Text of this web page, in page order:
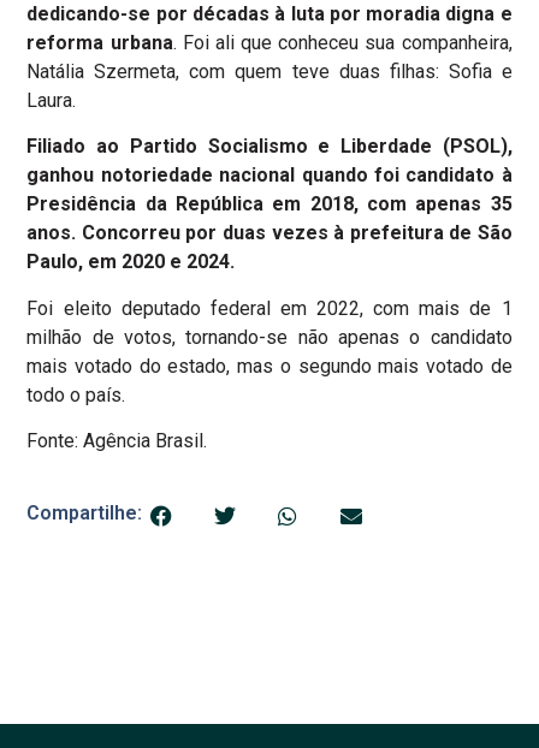
dedicando-se por décadas à luta por moradia digna e
reforma urbana. Foi ali que conheceu sua companheira,
Natália Szermeta, com quem teve duas filhas: Sofia e
Laura.
Filiado ao Partido Socialismo e Liberdade (PSOL),
ganhou notoriedade nacional quando foi candidato à
Presidência da República em 2018, com apenas 35
anos. Concorreu por duas vezes à prefeitura de São
Paulo, em 2020 e 2024.
Foi eleito deputado federal em 2022, com mais de 1
milhão de votos, tornando-se não apenas o candidato
mais votado do estado, mas o segundo mais votado de
todo o país.
Fonte: Agência Brasil.
Compartilhe: